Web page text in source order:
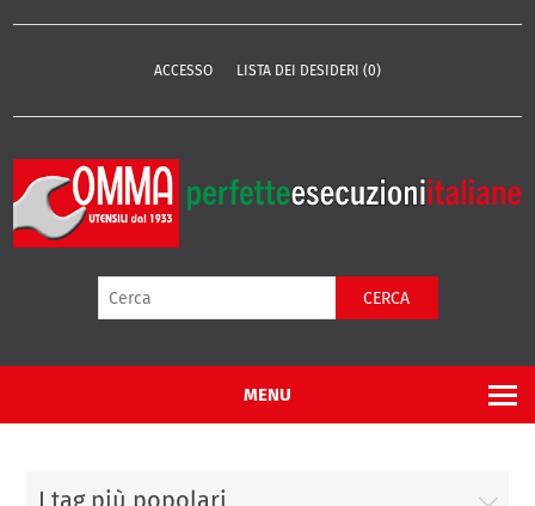
ACCESSO LISTA DEI DESIDERI (0)
CERCA
MENU
I tag più popolari